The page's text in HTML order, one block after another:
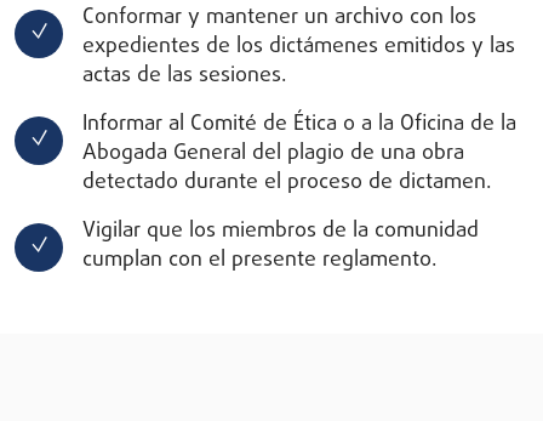
Conformar y mantener un archivo con los
expedientes de los dictámenes emitidos y las
actas de las sesiones.
Informar al Comité de Ética o a la Oficina de la
Abogada General del plagio de una obra
detectado durante el proceso de dictamen.
Vigilar que los miembros de la comunidad
cumplan con el presente reglamento.